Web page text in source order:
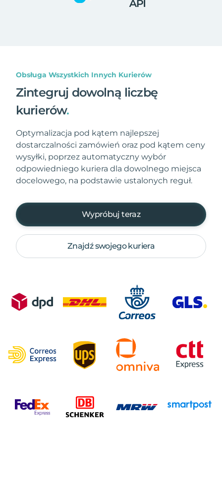
Obsługa Wszystkich Innych Kurierów
Zintegruj dowolną liczbę
kurierów.
Optymalizacja pod kątem najlepszej
dostarczalności zamówień oraz pod kątem ceny
wysyłki, poprzez automatyczny wybór
odpowiedniego kuriera dla dowolnego miejsca
docelowego, na podstawie ustalonych reguł.
Wypróbuj teraz
Znajdź swojego kuriera